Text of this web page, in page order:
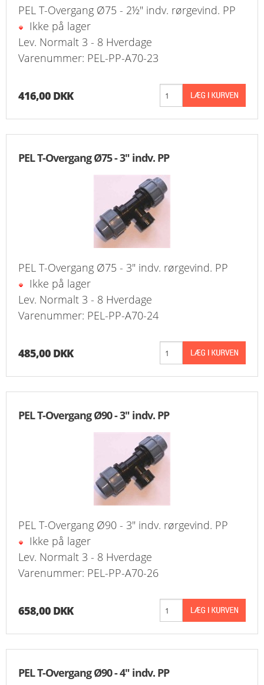
PEL T-Overgang Ø75 - 2½" indv. rørgevind. PP
Ikke på lager
Lev. Normalt 3 - 8 Hverdage
Varenummer: PEL-PP-A70-23
416,00 DKK
PEL T-Overgang Ø75 - 3" indv. PP
PEL T-Overgang Ø75 - 3" indv. rørgevind. PP
Ikke på lager
Lev. Normalt 3 - 8 Hverdage
Varenummer: PEL-PP-A70-24
485,00 DKK
PEL T-Overgang Ø90 - 3" indv. PP
PEL T-Overgang Ø90 - 3" indv. rørgevind. PP
Ikke på lager
Lev. Normalt 3 - 8 Hverdage
Varenummer: PEL-PP-A70-26
658,00 DKK
PEL T-Overgang Ø90 - 4" indv. PP